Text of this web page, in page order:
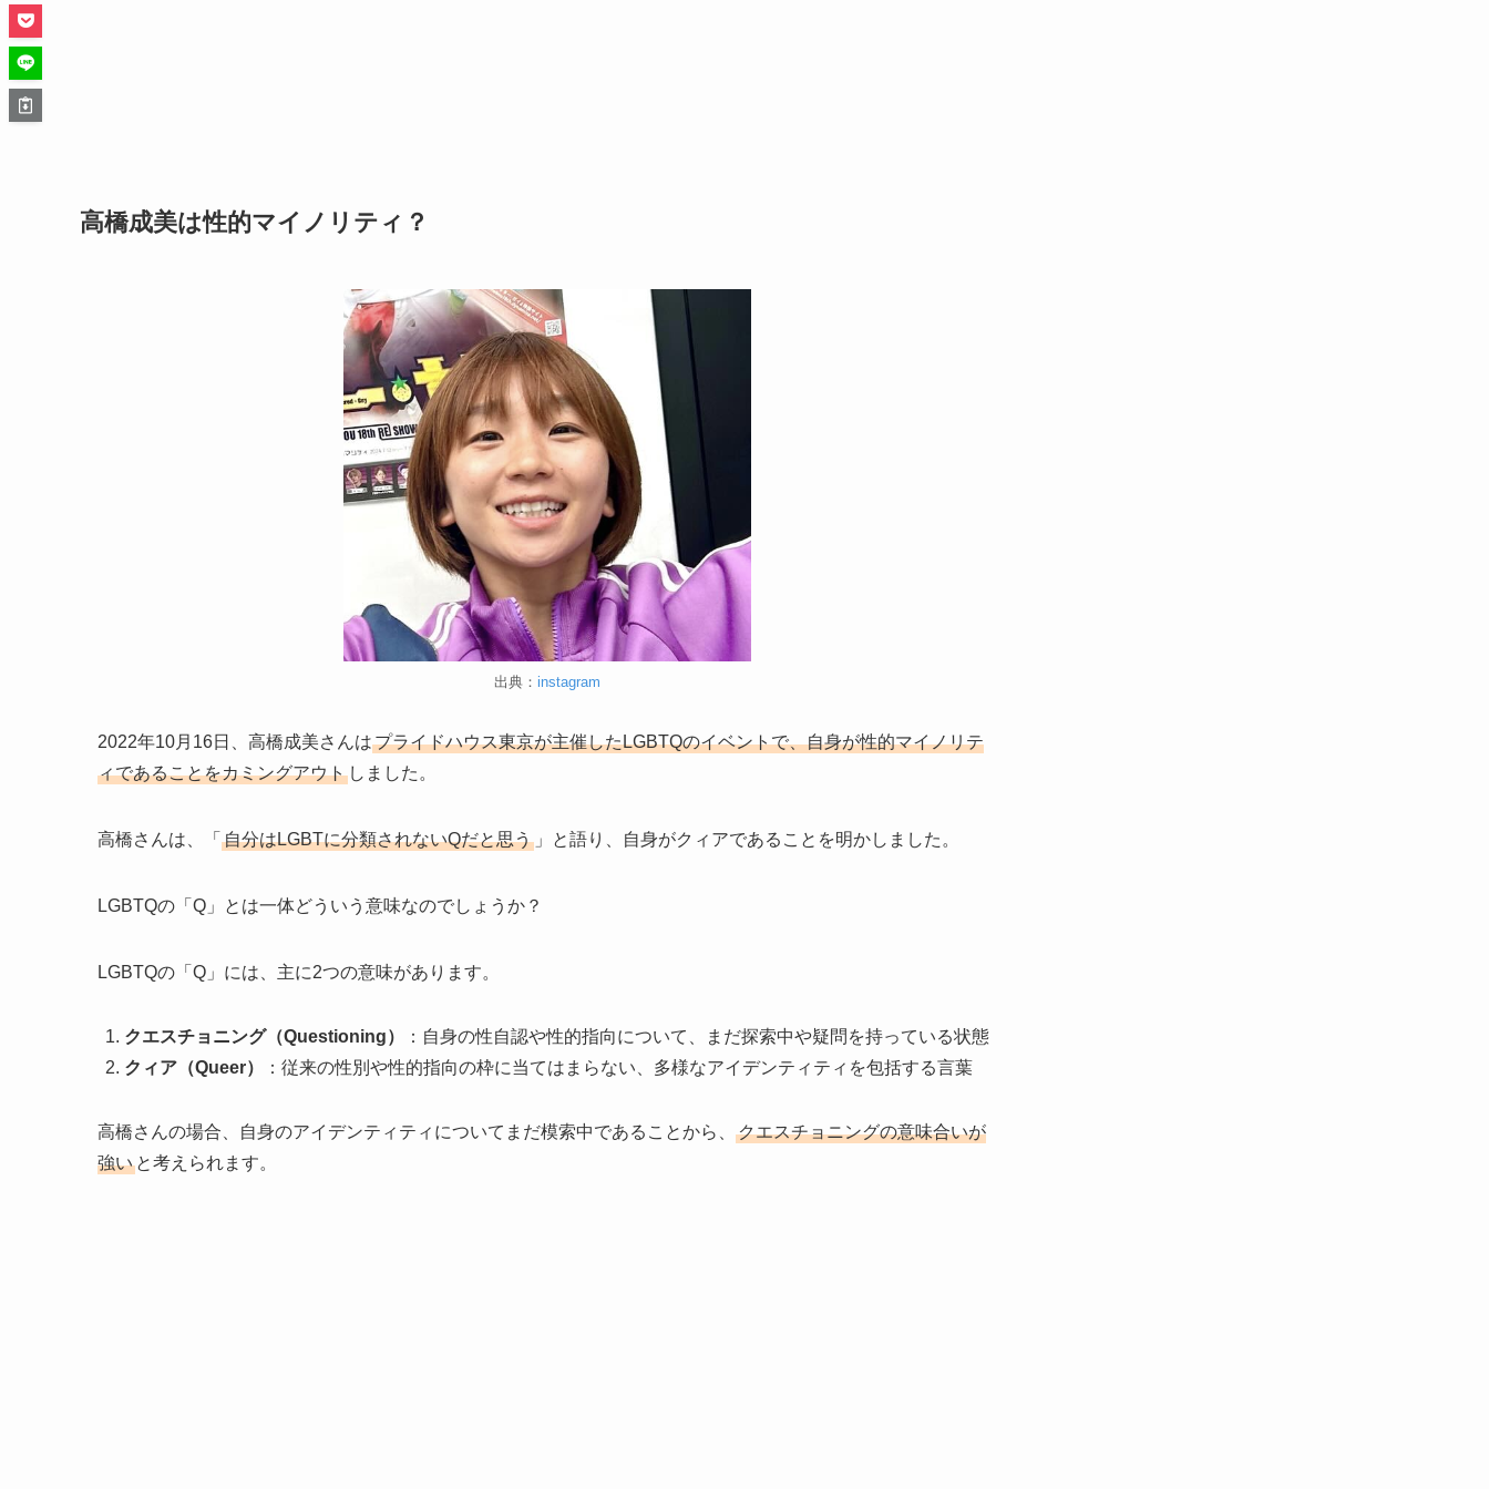
高橋成美は性的マイノリティ？
出典： instagram
2022年10月16日、高橋成美さんはプライドハウス東京が主催したLGBTQのイベントで、自身が性的マイノリテ
ィであることをカミングアウト しました。
高橋さんは、「 自分はLGBTに分類されないQだと思う 」と語り、自身がクィアであることを明かしました。
LGBTQの「Q」とは一体どういう意味なのでしょうか？
LGBTQの「Q」には、主に2つの意味があります。
クエスチョニング（Questioning）
：自身の性自認や性的指向について、まだ探索中や疑問を持っている状態
クィア（Queer）
：従来の性別や性的指向の枠に当てはまらない、多様なアイデンティティを包括する言葉
高橋さんの場合、自身のアイデンティティについてまだ模索中であることから、
クエスチョニングの意味合いが
強い と考えられます。